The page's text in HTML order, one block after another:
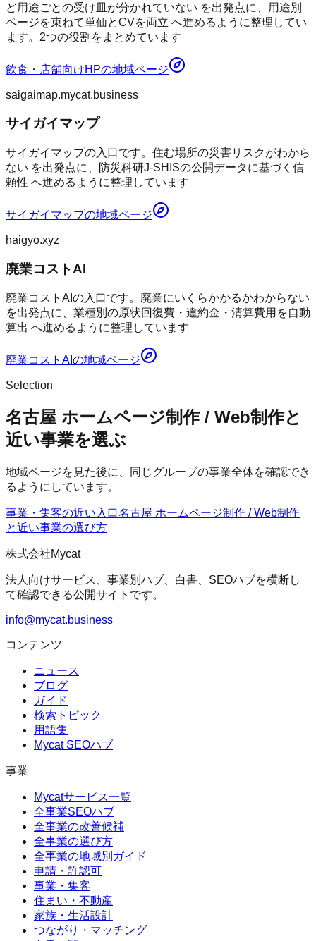
ど用途ごとの受け皿が分かれていない を出発点に、用途別
ページを束ねて単価とCVを両立 へ進めるように整理してい
ます。2つの役割をまとめています
飲食・店舗向けHPの地域ページ
saigaimap.mycat.business
サイガイマップ
サイガイマップの入口です。住む場所の災害リスクがわから
ない を出発点に、防災科研J-SHISの公開データに基づく信
頼性 へ進めるように整理しています
サイガイマップの地域ページ
haigyo.xyz
廃業コストAI
廃業コストAIの入口です。廃業にいくらかかるかわからない
を出発点に、業種別の原状回復費・違約金・清算費用を自動
算出 へ進めるように整理しています
廃業コストAI の地域ページ
Selection
名古屋 ホームページ制作 / Web制作と
近い事業を選ぶ
地域ページを見た後に、同じグループの事業全体を確認でき
るようにしています。
事業・集客の近い入口名古屋 ホームページ制作 / Web制作
と近い事業の選び方
株式会社Mycat
法人向けサービス、事業別ハブ、白書、SEOハブを横断し
て確認できる公開サイトです。
info@mycat.business
コンテンツ
ニュース
ブログ
ガイド
検索トピック
用語集
Mycat SEOハブ
事業
Mycatサービス一覧
全事業SEOハブ
全事業の改善候補
全事業の選び方
全事業の地域別ガイド
申請・許認可
事業・集客
住まい・不動産
家族・生活設計
つながり・マッチング